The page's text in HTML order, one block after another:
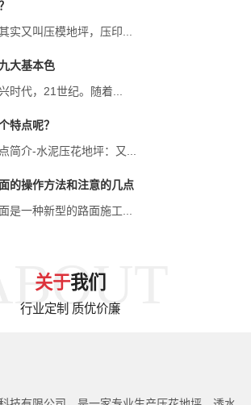
实又叫压模地坪，压印...
大基本色
时代，21世纪。随着...
特点呢？
简介-水泥压花地坪：又...
的操作方法和注意的几点
是一种新型的路面施工...
ABOUT
关于我们
行业定制 质优价廉